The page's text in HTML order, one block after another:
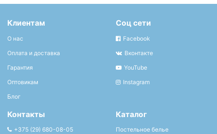
Клиентам
О нас
Оплата и доставка
Гарантия
Оптовикам
Блог
Соц сети
Facebook
Вконтакте
YouTube
Instagram
Контакты
+375 (29) 680-08-05
Каталог
Постельное белье